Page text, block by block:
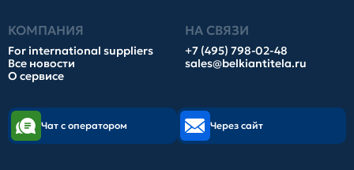
КОМПАНИЯ
For international suppliers
Все новости
О сервисе
НА СВЯЗИ
+7 (495) 798-02-48
sales@belkiantitela.ru
Чат с оператором Через сайт